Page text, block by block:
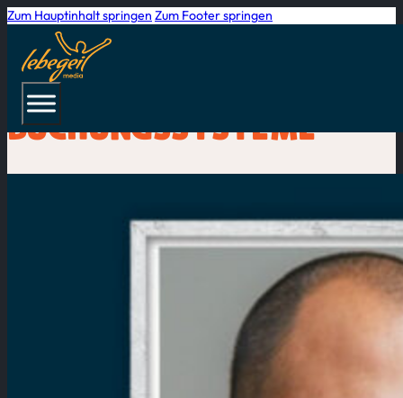
Zum Hauptinhalt springen Zum Footer springen
STARTSEITE
BUCHUNGSSYSTEME